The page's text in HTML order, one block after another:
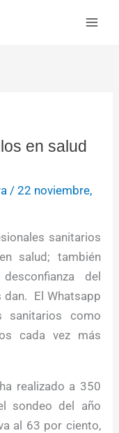
en salud
/22 noviembre,
sanitarios
salud; también
del
dan. El Whatsapp
sanitarios como
cada vez más
realizado a 350
sondeo del año
al 63 por ciento,